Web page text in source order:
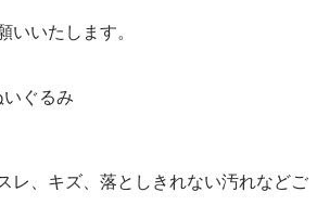
いいたします。
ぐるみ
レ、キズ、落としきれない汚れなどご